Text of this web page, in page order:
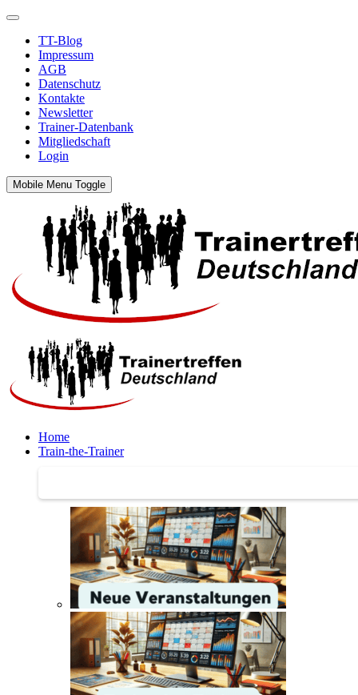
TT-Blog
Impressum
AGB
Datenschutz
Kontakte
Newsletter
Trainer-Datenbank
Mitgliedschaft
Login
Mobile Menu Toggle
Home
Train-the-Trainer